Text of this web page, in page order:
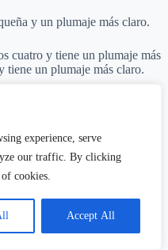
experience, serve
our traffic. By clicking
cookies.
Accept All
y un plumaje más claro.
cuatro y tiene un plumaje más
tiene un plumaje más claro.
Macho de una Hembra?